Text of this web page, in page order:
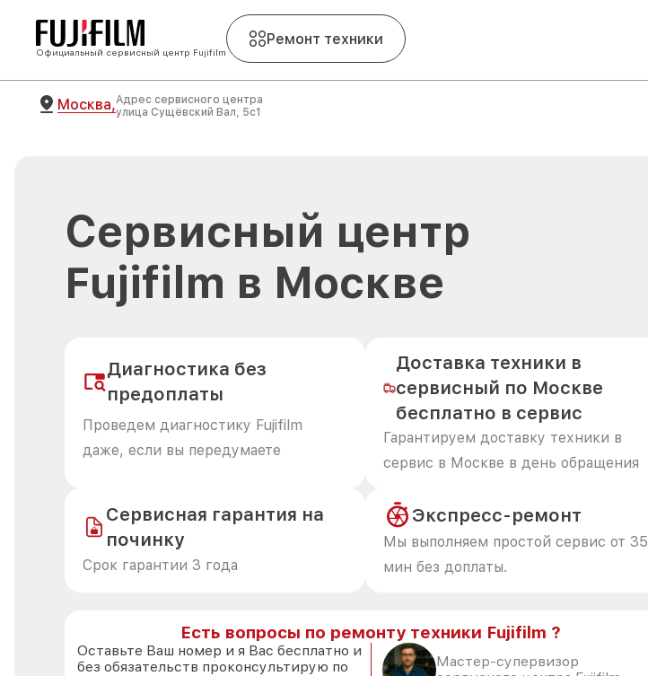
Официальный сервисный центр Fujifilm
Ремонт техники
Москва,Адрес сервисного центра
улица Сущёвский Вал, 5с1
Сервисный центр
Fujifilm в Москве
Диагностика без
предоплаты
Проведем диагностику Fujifilm
даже, если вы передумаете
Доставка техники в
сервисный по Москве
бесплатно в сервис
Гарантируем доставку техники в
сервис в Москве в день обращения
Сервисная гарантия на
починку
Срок гарантии 3 года
Экспресс-ремонт
Мы выполняем простой сервис от 35
мин без доплаты.
Есть вопросы по ремонту техники Fujifilm ?
Оставьте Ваш номер и я Вас бесплатно и
без обязательств проконсультирую по
Мастер-супервизор